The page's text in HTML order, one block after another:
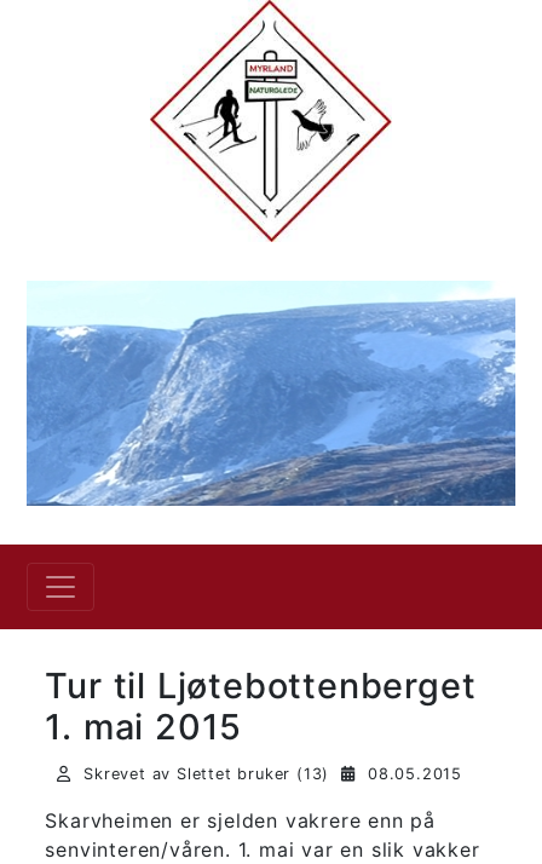
Tur til Ljøtebottenberget
1. mai 2015
Skrevet av Slettet bruker (13) 08.05.2015
Skarvheimen er sjelden vakrere enn på
senvinteren/våren. 1. mai var en slik vakker